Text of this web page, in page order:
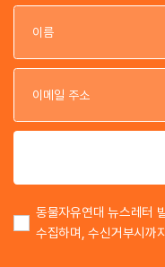
동물자유연대 뉴스레터
수집하며, 수신거부시까